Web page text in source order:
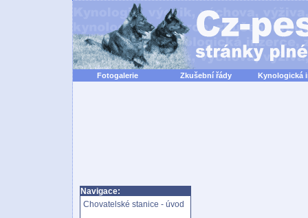
Fotogalerie Zkušební řády Kynologická
Navigace:
Chovatelské stanice - úvod